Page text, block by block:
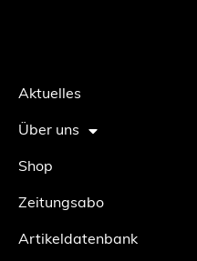
Aktuelles
Über uns
Shop
Zeitungsabo
Artikeldatenbank